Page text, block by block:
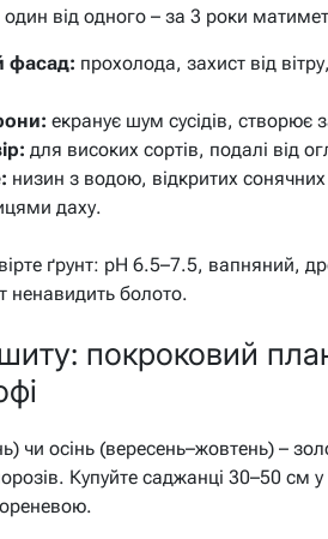
від одного – за 3 роки
фасад: прохолода, захист від
екранує шум сусідів, створює
для високих сортів, подалі від
низин з водою, відкритих сонячних
даху.
ґрунт: pH 6.5–7.5, вапняний,
ненавидить болото.
покроковий
чи осінь (вересень–жовтень) –
Купуйте саджанці 30–50 см